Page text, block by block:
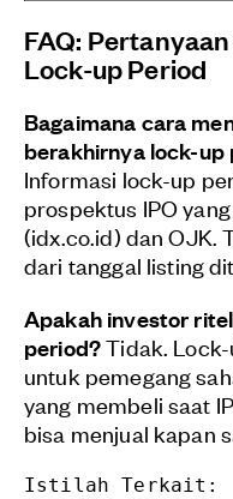
FAQ:
Lock-up Period
Bagaimana cara
berakhirnya lock-up
Informasi lock-up
prospektus IPO
(idx.co.id) dan OJK.
dari tanggal listing
Apakah investor
period?Tidak.
untuk pemegang
yang membeli saat
bisa menjual kapan
Istilah Terkait: